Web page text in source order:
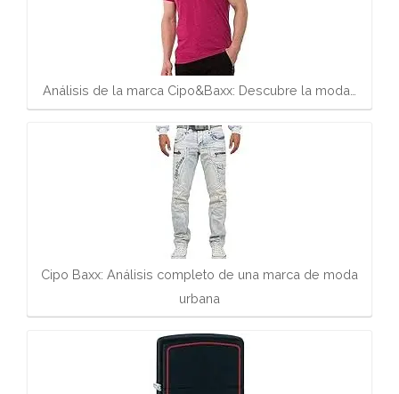
Análisis de la marca Cipo&Baxx: Descubre la moda…
Cipo Baxx: Análisis completo de una marca de moda
urbana